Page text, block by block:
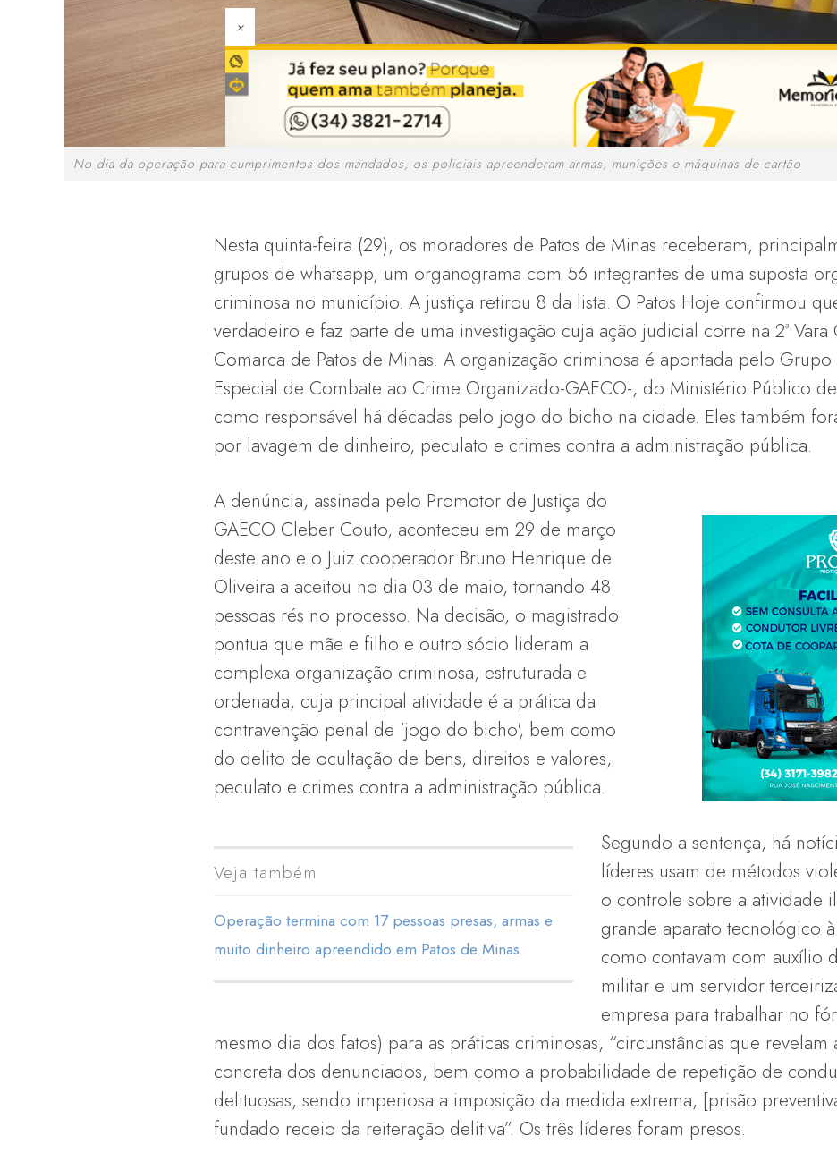
×
No dia da operação para cumprimentos dos mandados, os policiais apreenderam armas, munições e máquinas de cartão
Nesta quinta-feira (29), os moradores de Patos de Minas receberam,
grupos de whatsapp, um organograma com 56 integrantes de uma suposta
criminosa no município. A justiça retirou 8 da lista. O Patos Hoje confirmou
verdadeiro e faz parte de uma investigação cuja ação judicial corre na 2ª Vara
Comarca de Patos de Minas. A organização criminosa é apontada pelo
Especial de Combate ao Crime Organizado-GAECO-, do Ministério Público
como responsável há décadas pelo jogo do bicho na cidade. Eles também
por lavagem de dinheiro, peculato e crimes contra a administração pública.
A denúncia, assinada pelo Promotor de Justiça do
GAECO Cleber Couto, aconteceu em 29 de março
deste ano e o Juiz cooperador Bruno Henrique de
Oliveira a aceitou no dia 03 de maio, tornando 48
pessoas rés no processo. Na decisão, o magistrado
pontua que mãe e filho e outro sócio lideram a
complexa organização criminosa, estruturada e
ordenada, cuja principal atividade é a prática da
contravenção penal de 'jogo do bicho', bem como
do delito de ocultação de bens, direitos e valores,
peculato e crimes contra a administração pública.
Veja também
Operação termina com 17 pessoas presas, armas e
muito dinheiro apreendido em Patos de Minas
Segundo a sentença, há
líderes usam de métodos
o controle sobre a atividade
grande aparato tecnológico
como contavam com auxílio
militar e um servidor
empresa para trabalhar no
mesmo dia dos fatos) para as práticas criminosas, “circunstâncias que
concreta dos denunciados, bem como a probabilidade de repetição de
delituosas, sendo imperiosa a imposição da medida extrema, [prisão
fundado receio da reiteração delitiva”. Os três líderes foram presos.